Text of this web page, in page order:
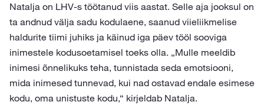
Natalja on LHV-s töötanud viis aastat. Selle aja jooksul on
ta andnud välja sadu kodulaene, saanud viieliikmelise
haldurite tiimi juhiks ja käinud iga päev tööl sooviga
inimestele kodusoetamisel toeks olla. „Mulle meeldib
inimesi õnnelikuks teha, tunnistada seda emotsiooni,
mida inimesed tunnevad, kui nad ostavad endale esimese
kodu, oma unistuste kodu,“ kirjeldab Natalja.